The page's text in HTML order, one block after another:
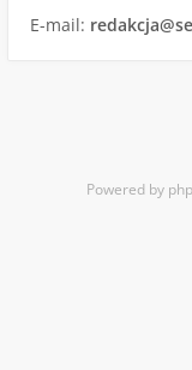
E-mail:
Powered by